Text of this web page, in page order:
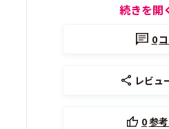
続きを開
0
レビュ
0参